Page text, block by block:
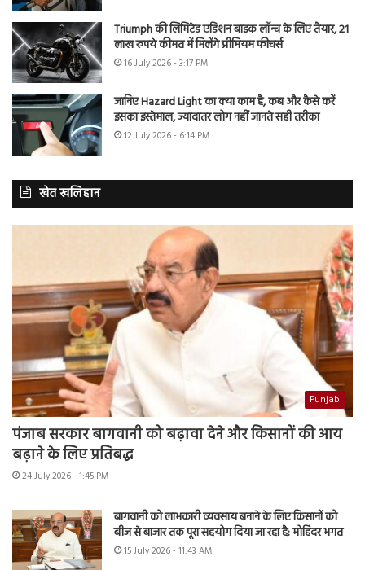
Triumph की लिमिटेड एडिशन बाइक लॉन्च के लिए तैयार, 21
लाख रुपये कीमत में मिलेंगे प्रीमियम फीचर्स
16 July 2026 - 3:17 PM
जानिए Hazard Light का क्या काम है, कब और कैसे करें
इसका इस्तेमाल, ज्यादातर लोग नहीं जानते सही तरीका
12 July 2026 - 6:14 PM
खेत खलिहान
Punjab
पंजाब सरकार बागवानी को बढ़ावा देने और किसानों की आय
बढ़ाने के लिए प्रतिबद्ध
24 July 2026 - 1:45 PM
बागवानी को लाभकारी व्यवसाय बनाने के लिए किसानों को
बीज से बाजार तक पूरा सहयोग दिया जा रहा है: मोहिंदर भगत
15 July 2026 - 11:43 AM